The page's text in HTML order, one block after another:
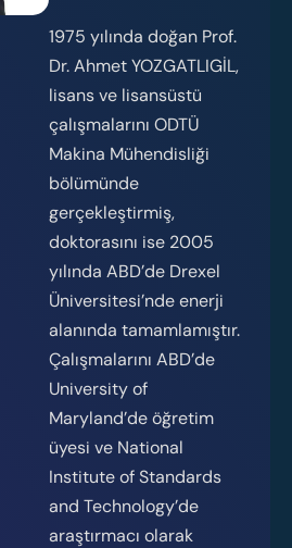
1975 yılında doğan Prof.
Dr. Ahmet YOZGATLIGİL,
lisans ve lisansüstü
çalışmalarını ODTÜ
Makina Mühendisliği
bölümünde
gerçekleştirmiş,
doktorasını ise 2005
yılında ABD’de Drexel
Üniversitesi’nde enerji
alanında tamamlamıştır.
Çalışmalarını ABD’de
University of
Maryland’de öğretim
üyesi ve National
Institute of Standards
and Technology’de
araştırmacı olarak